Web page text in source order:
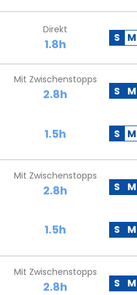
Direkt
1.8h S M
Mit Zwischenstopps
2.8h S M
1.5h S M
Mit Zwischenstopps
2.8h S M
1.5h S M
Mit Zwischenstopps
2.8h S M